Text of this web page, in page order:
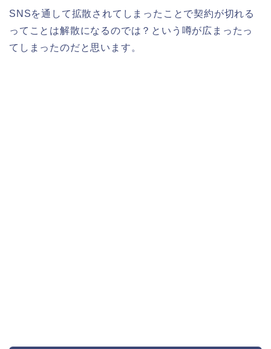
SNSを通して拡散されてしまったことで契約が切れる
ってことは解散になるのでは？という噂が広まったっ
てしまったのだと思います。